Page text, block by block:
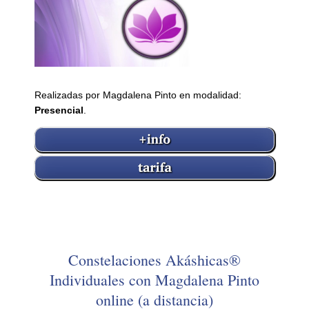
Realizadas por Magdalena Pinto en modalidad:
Presencial.
Constelaciones Akáshicas®
Individuales con Magdalena Pinto
online (a distancia)